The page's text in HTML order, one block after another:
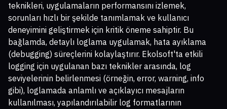
teknikleri, uygulamaların performansını izlemek,
sorunları hızlı bir şekilde tanımlamak ve kullanıcı
deneyimini geliştirmek için kritik öneme sahiptir. Bu
bağlamda, detaylı loglama uygulamak, hata ayıklama
(debugging) süreçlerini kolaylaştırır. Ekolsoft'ta etkili
logging için uygulanan bazı teknikler arasında, log
seviyelerinin belirlenmesi (örneğin, error, warning, info
gibi), loglamada anlamlı ve açıklayıcı mesajların
kullanılması, yapılandırılabilir log formatlarının